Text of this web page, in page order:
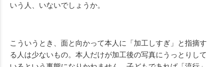
いう人、いないでしょうか。
こういうとき、面と向かって本人に「加工しすぎ」と指摘す
る人は少ないもの。本人だけが加工後の写真にうっとりして